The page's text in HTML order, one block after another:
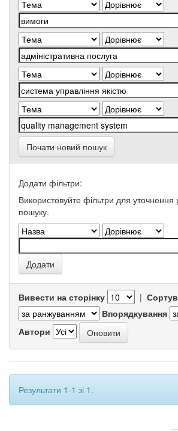
Почати новий пошук
Додати фільтри:
Використовуйте фільтри для уточнення
пошуку.
Вивести на сторінку |
Впорядкування
Автори
Результати 1-1 зі 1.